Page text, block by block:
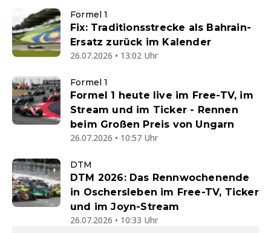
Formel 1
Fix: Traditionsstrecke als Bahrain-
Ersatz zurück im Kalender
26.07.2026 • 13:02 Uhr
Formel 1
Formel 1 heute live im Free-TV, im
Stream und im Ticker - Rennen
beim Großen Preis von Ungarn
26.07.2026 • 10:57 Uhr
DTM
DTM 2026: Das Rennwochenende
in Oschersleben im Free-TV, Ticker
und im Joyn-Stream
26.07.2026 • 10:33 Uhr